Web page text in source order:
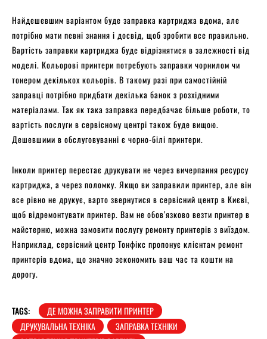
Найдешевшим варіантом буде заправка картриджа вдома, але
потрібно мати певні знання і досвід, щоб зробити все правильно.
Вартість заправки картриджа буде відрізнятися в залежності від
моделі. Кольорові принтери потребують заправки чорнилом чи
тонером декількох кольорів. В такому разі при самостійній
заправці потрібно придбати декілька банок з розхідними
матеріалами. Так як така заправка передбачає більше роботи, то
вартість послуги в сервісному центрі також буде вищою.
Дешевшими в обслуговуванні є чорно-білі принтери.
Інколи принтер перестає друкувати не через вичерпання ресурсу
картриджа, а через поломку. Якщо ви заправили принтер, але він
все рівно не друкує, варто звернутися в сервісний центр в Києві,
щоб відремонтувати принтер. Вам не обов’язково везти принтер в
майстерню, можна замовити послугу ремонту принтерів з виїздом.
Наприклад, сервісний центр Тонфікс пропонує клієнтам ремонт
принтерів вдома, що значно зекономить ваш час та кошти на
дорогу.
TAGS:
ДЕ МОЖНА ЗАПРАВИТИ ПРИНТЕР
ДРУКУВАЛЬНА ТЕХНІКА
ЗАПРАВКА ТЕХНІКИ